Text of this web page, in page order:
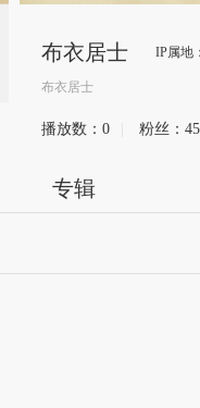
布衣居士 IP属地
布衣居士
播放数： 0 粉丝： 45
专辑